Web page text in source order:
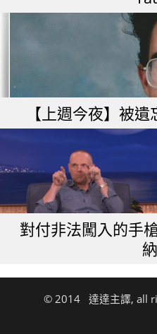
【上週今夜】被
對付非法闖入的手
© 2014 達達主譯, all